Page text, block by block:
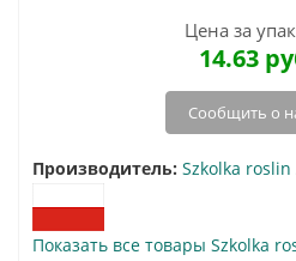
Цена за
14.63
Сообщить о
Производитель: Szkolka roslin
Показать все товары Szkolka